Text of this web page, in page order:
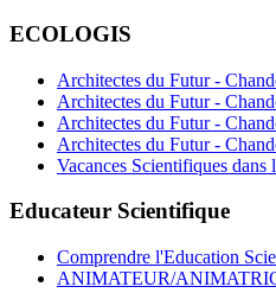
ECOLOGIS
Architectes du Futur -
Architectes du Futur -
Architectes du Futur -
Architectes du Futur -
Vacances Scientifiques dans
Educateur Scientifique
Comprendre l'Education
ANIMATEUR/